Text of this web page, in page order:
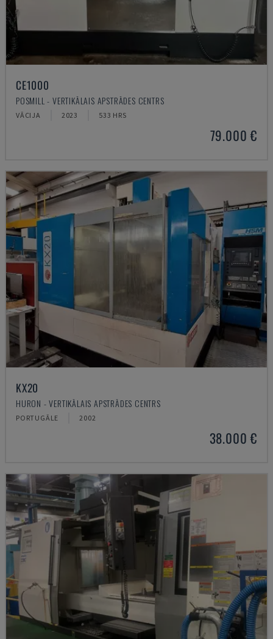
CE1000
POSMILL - VERTIKĀLAIS APSTRĀDES CENTRS
VĀCIJA 2023 533 HRS
79.000 €
KX20
HURON - VERTIKĀLAIS APSTRĀDES CENTRS
PORTUGĀLE 2002
38.000 €